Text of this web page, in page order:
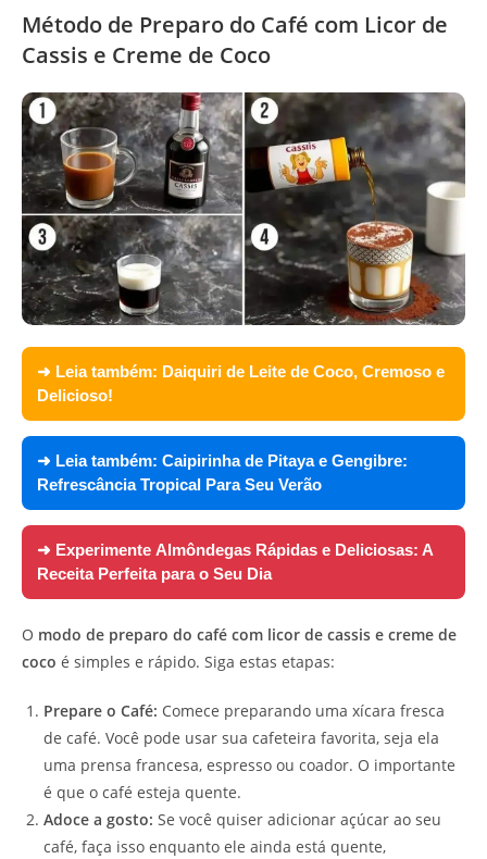
Método de Preparo do Café com Licor de
Cassis e Creme de Coco
➜ Leia também: Daiquiri de Leite de Coco, Cremoso e
Delicioso!
➜ Leia também: Caipirinha de Pitaya e Gengibre:
Refrescância Tropical Para Seu Verão
➜ Experimente Almôndegas Rápidas e Deliciosas: A
Receita Perfeita para o Seu Dia
O modo de preparo do café com licor de cassis e creme de
coco é simples e rápido. Siga estas etapas:
Prepare o Café: Comece preparando uma xícara fresca
de café. Você pode usar sua cafeteira favorita, seja ela
uma prensa francesa, espresso ou coador. O importante
é que o café esteja quente.
Adoce a gosto: Se você quiser adicionar açúcar ao seu
café, faça isso enquanto ele ainda está quente,